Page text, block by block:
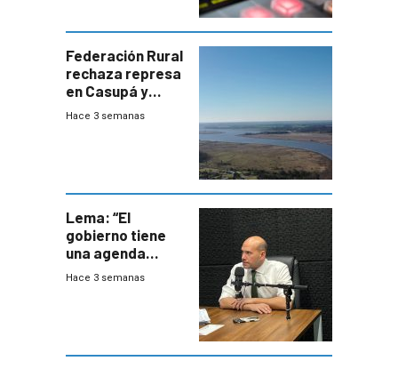
Federación Rural
rechaza represa
en Casupá y
firma demanda
Hace 3 semanas
Lema: “El
gobierno tiene
una agenda
destructiva”
Hace 3 semanas